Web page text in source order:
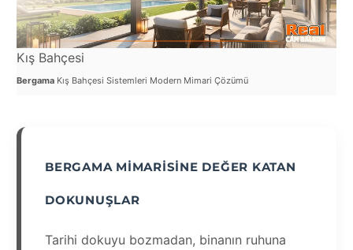
Kış Bahçesi
Bergama Kış Bahçesi Sistemleri Modern Mimari Çözümü
BERGAMA MIMARISINE DEĞER KATAN
DOKUNUŞLAR
Tarihi dokuyu bozmadan, binanın ruhuna